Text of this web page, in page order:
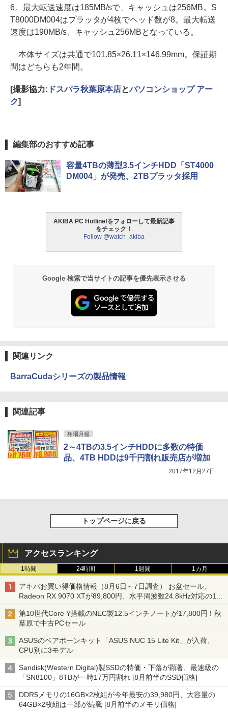
6。最大転送速度は185MB/sで、キャッシュは256MB。S
T8000DM004はプラッタが4枚でヘッド数が8。最大転送
速度は190MB/s、キャッシュ256MBとなっている。
本体サイズは共通で101.85×26.11×146.99mm。保証期
間はどちらも2年間。
[撮影協力: ドスパラ秋葉原本店とパソコンショップ アー
ク]
編集部のおすすめ記事
容量4TBの薄型3.5インチHDD「ST4000
DM004」が発売、2TBプラッタ採用
AKIBA PC Hotline!をフォローして最新記事
をチェック！
Follow @watch_akiba
Google 検索で当サイトの記事を優先表示させる
関連リンク
BarraCudaシリーズの製品情報
関連記事
相場月報
2～4TBの3.5インチHDDに多数の特価
品、4TB HDDは9千円割れ販売店が増加
2017年12月27日
トップページに戻る
アクセスランキング
1時間 24時間 1週間 1カ月
アキバお買い得価格情報（8月6日～7日調査） お盆セール、
Radeon RX 9070 XTが89,800円、水平周波数24.8kHz対応の17
型モニターが9,801円、暑さ指数連動セール ほか
第10世代Core Y搭載のNEC製12.5インチノートが17,800円！秋
葉原で中古PCセール
ASUSのベアボーンキット「ASUS NUC 15 Lite Kit」が入荷、
CPU別に3モデル
Sandisk(Western Digital)製SSDの特価・下落が顕著、最速級の
「SN8100」8TBが一時17万円割れ [8月前半のSSD価格]
DDR5メモリの16GB×2枚組が今年最安の39,980円、大容量の
64GB×2枚組は一部が続騰 [8月前半のメモリ価格]